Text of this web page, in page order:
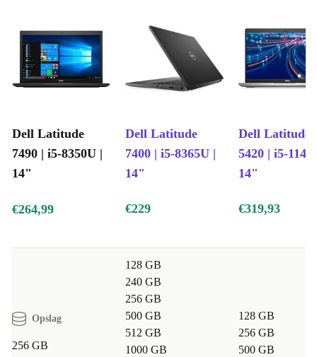
Dell Latitude
7490 | i5-8350U |
14"
Dell Latitude
7400 | i5-8365U |
14"
Dell Latitude
5420 | i5-
14"
€264,99 €229 €319,93
Opslag
256 GB
128 GB
240 GB
256 GB
500 GB
512 GB
1000 GB
128 GB
256 GB
500 GB